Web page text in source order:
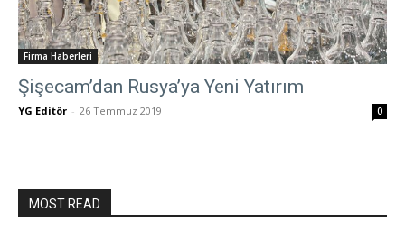
Firma Haberleri
Şişecam’dan Rusya’ya Yeni Yatırım
YG Editör - 26 Temmuz 2019 0
MOST READ